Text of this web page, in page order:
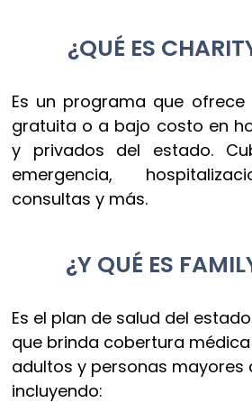
¿QUÉ ES
Es un programa que
gratuita o a bajo costo en
y privados del estado.
emergencia,
consultas y más.
¿Y QUÉ ES
Es el plan de salud del
que brinda cobertura
adultos y personas mayores
incluyendo: